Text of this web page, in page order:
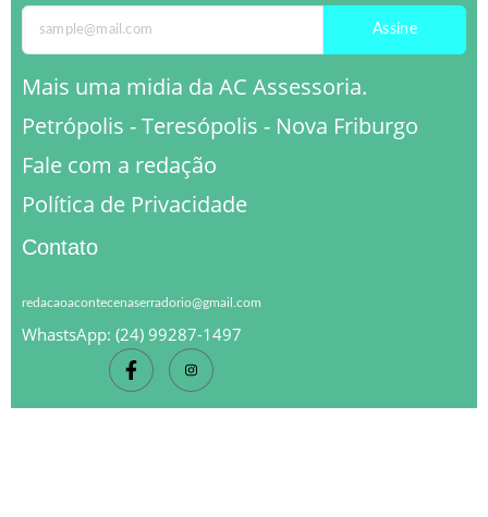
Assine
Mais uma midia da AC Assessoria.
Petrópolis - Teresópolis - Nova Friburgo
Fale com a redação
Política de Privacidade
Contato
redacaoacontecenaserradorio@gmail.com
WhastsApp: (24) 99287-1497